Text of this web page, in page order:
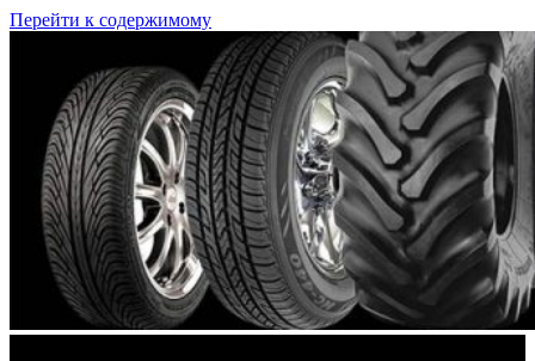
Перейти к содержимому